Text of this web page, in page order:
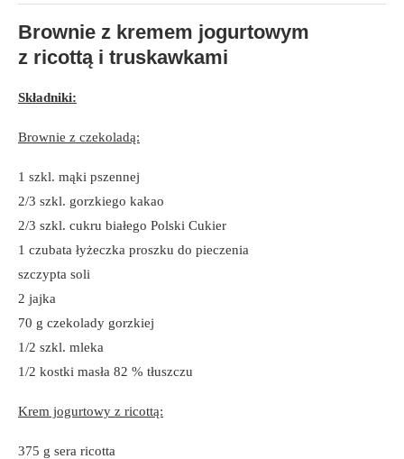
Brownie z kremem jogurtowym
z ricottą i truskawkami
Składniki:
Brownie z czekoladą:
1 szkl. mąki pszennej
2/3 szkl. gorzkiego kakao
2/3 szkl. cukru białego Polski Cukier
1 czubata łyżeczka proszku do pieczenia
szczypta soli
2 jajka
70 g czekolady gorzkiej
1/2 szkl. mleka
1/2 kostki masła 82 % tłuszczu
Krem jogurtowy z ricottą:
375 g sera ricotta